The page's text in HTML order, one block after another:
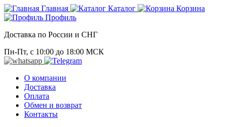
Главная Каталог
Корзина
Профиль
Доставка по России и СНГ
Пн-Пт, с 10:00 до 18:00 МСК
О компании
Доставка
Оплата
Обмен и возврат
Контакты